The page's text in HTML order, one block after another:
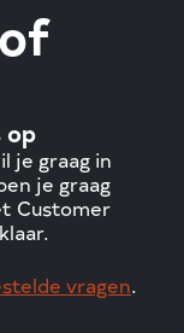
op
je graag in
je graag
Customer
vragen.